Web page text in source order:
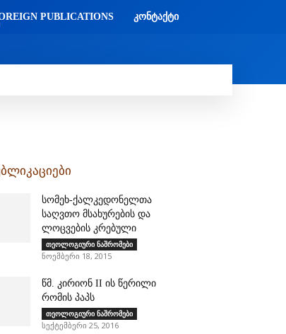
PUBLICATIONS ᲙᲝᲜᲢᲐᲥᲢᲘ
სომეხ-ქალკედონელთა
საღვთო მსახურების და
ლოცვების კრებული
თეოლოგიური ნაშრომები
ნოემბერი 18, 2015
წმ. კირიონ II ის წერილი
რომის პაპს
თეოლოგიური ნაშრომები
სექტემბერი 25, 2016